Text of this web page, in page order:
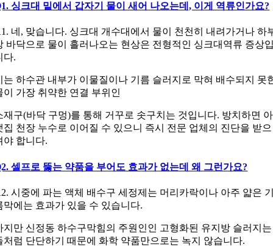
싱크대 밑에서 갑자기 물이 새어 나오는데, 이게 역류인가요?
네, 맞습니다. 싱크대 개수대에서 물이 천천히 내려가거나 하
바닥으로 물이 흘러나오는 현상은 전형적인 싱크대역류 증상
다.
는 하수관 내부가 이물질이나 기름 슬러지로 막혀 배수되지 못
이 가장 취약한 연결 부위인
재구(바닥 구멍)를 통해 거꾸로 솟구치는 것입니다. 방치하면 아
집 천장 누수로 이어질 수 있으니 즉시 전문 업체의 진단을 받으
야 합니다.
셀프로 뚫는 약품을 부어도 효과가 없는데 왜 그런가요?
시중에 파는 액체 배수구 세정제는 머리카락이나 아주 얇은
막에는 효과가 있을 수 있습니다.
지만 신정동 하수구막힘의 주원인인 고형화된 유지방 슬러지는
처럼 단단하기 때문에 화학 약품만으로는 녹지 않습니다.